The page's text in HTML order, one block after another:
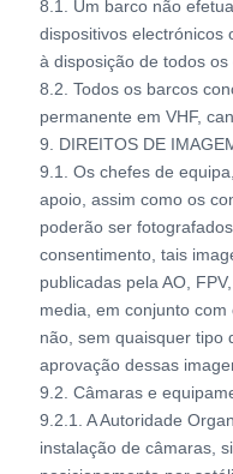
8.1. Um barco não
dispositivos electrónicos
à disposição de todos
8.2. Todos os barcos
permanente em VHF,
9. DIREITOS DE
9.1. Os chefes de
apoio, assim como os
poderão ser
consentimento, tais
publicadas pela AO,
media, em conjunto
não, sem quaisquer tipo
aprovação dessas
9.2. Câmaras e
9.2.1. A Autoridade
instalação de câmaras,